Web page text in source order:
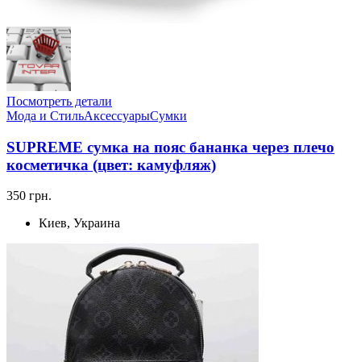
Посмотреть детали
Мода и СтильАксессуарыСумки
SUPREME сумка на пояс бананка через плечо
косметичка (цвет: камуфляж)
350 грн.
Киев, Украина